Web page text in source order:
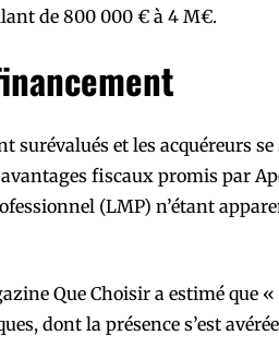
de 800 000 € à 4 M€.
surévalués et les acquéreurs
fiscaux promis par
(LMP) n’étant
Que Choisir a estimé que «
dont la présence s’est